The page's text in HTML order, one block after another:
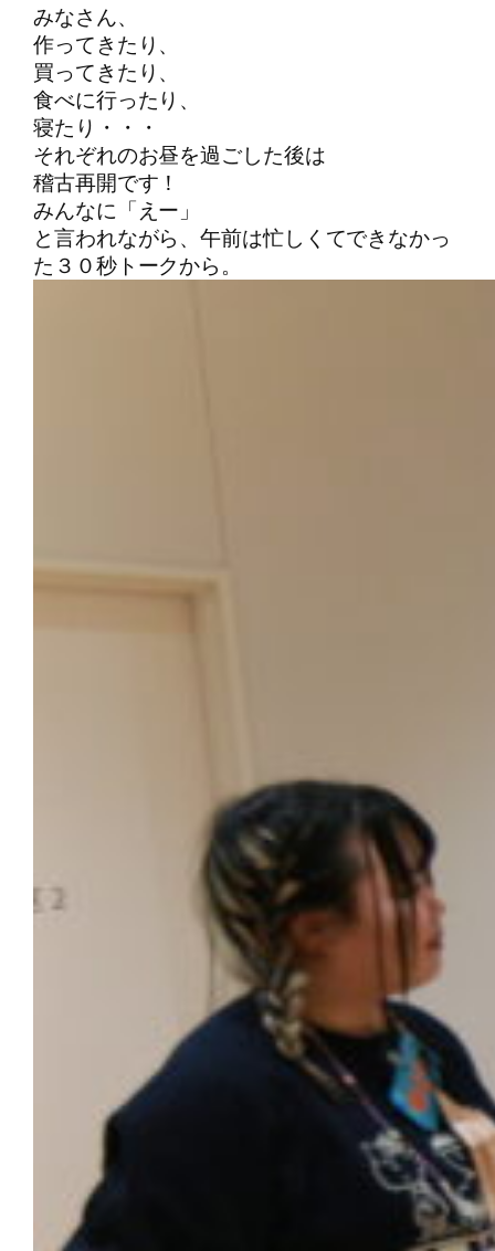
みなさん、
作ってきたり、
買ってきたり、
食べに行ったり、
寝たり・・・
それぞれのお昼を過ごした後は
稽古再開です！
みんなに「えー」
と言われながら、午前は忙しくてできなかっ
た３０秒トークから。